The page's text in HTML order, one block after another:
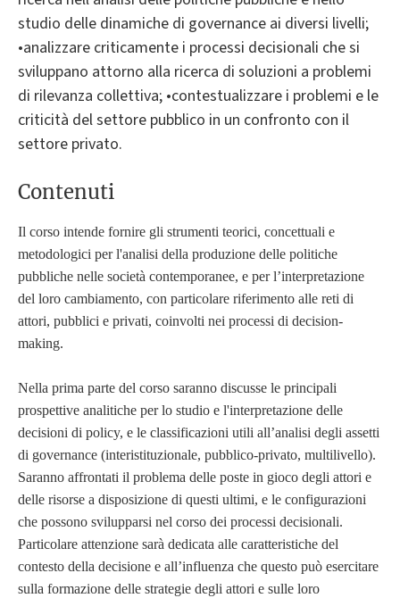
studio delle dinamiche di governance ai diversi livelli;
•analizzare criticamente i processi decisionali che si
sviluppano attorno alla ricerca di soluzioni a problemi
di rilevanza collettiva; •contestualizzare i problemi e le
criticità del settore pubblico in un confronto con il
settore privato.
Contenuti
Il corso intende fornire gli strumenti teorici, concettuali e
metodologici per l'analisi della produzione delle politiche
pubbliche nelle società contemporanee, e per l’interpretazione
del loro cambiamento, con particolare riferimento alle reti di
attori, pubblici e privati, coinvolti nei processi di decision-
making.
Nella prima parte del corso saranno discusse le principali
prospettive analitiche per lo studio e l'interpretazione delle
decisioni di policy, e le classificazioni utili all’analisi degli assetti
di governance (interistituzionale, pubblico-privato, multilivello).
Saranno affrontati il problema delle poste in gioco degli attori e
delle risorse a disposizione di questi ultimi, e le configurazioni
che possono svilupparsi nel corso dei processi decisionali.
Particolare attenzione sarà dedicata alle caratteristiche del
contesto della decisione e all’influenza che questo può esercitare
sulla formazione delle strategie degli attori e sulle loro